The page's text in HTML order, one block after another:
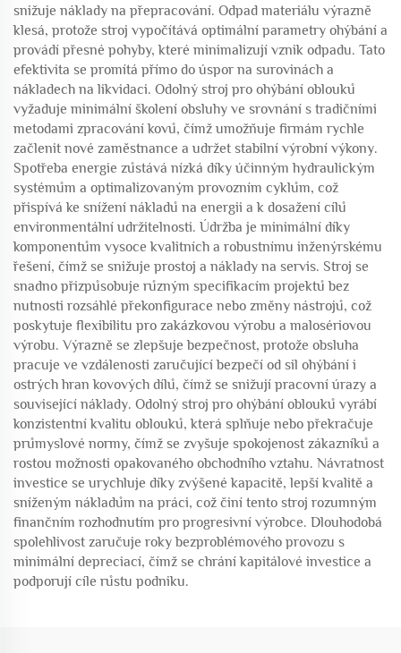
snižuje náklady na přepracování. Odpad materiálu výrazně
klesá, protože stroj vypočítává optimální parametry ohýbání a
provádí přesné pohyby, které minimalizují vznik odpadu. Tato
efektivita se promítá přímo do úspor na surovinách a
nákladech na likvidaci. Odolný stroj pro ohýbání oblouků
vyžaduje minimální školení obsluhy ve srovnání s tradičními
metodami zpracování kovů, čímž umožňuje firmám rychle
začlenit nové zaměstnance a udržet stabilní výrobní výkony.
Spotřeba energie zůstává nízká díky účinným hydraulickým
systémům a optimalizovaným provozním cyklům, což
přispívá ke snížení nákladů na energii a k dosažení cílů
environmentální udržitelnosti. Údržba je minimální díky
komponentům vysoce kvalitních a robustnímu inženýrskému
řešení, čímž se snižuje prostoj a náklady na servis. Stroj se
snadno přizpůsobuje různým specifikacím projektů bez
nutnosti rozsáhlé překonfigurace nebo změny nástrojů, což
poskytuje flexibilitu pro zakázkovou výrobu a malosériovou
výrobu. Výrazně se zlepšuje bezpečnost, protože obsluha
pracuje ve vzdálenosti zaručující bezpečí od sil ohýbání i
ostrých hran kovových dílů, čímž se snižují pracovní úrazy a
související náklady. Odolný stroj pro ohýbání oblouků vyrábí
konzistentní kvalitu oblouků, která splňuje nebo překračuje
průmyslové normy, čímž se zvyšuje spokojenost zákazníků a
rostou možnosti opakovaného obchodního vztahu. Návratnost
investice se urychluje díky zvýšené kapacitě, lepší kvalitě a
sníženým nákladům na práci, což činí tento stroj rozumným
finančním rozhodnutím pro progresivní výrobce. Dlouhodobá
spolehlivost zaručuje roky bezproblémového provozu s
minimální depreciací, čímž se chrání kapitálové investice a
podporují cíle růstu podniku.